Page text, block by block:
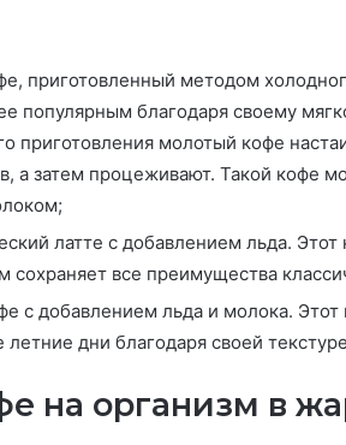
приготовленный методом
популярным благодаря своему
приготовления молотый кофе
а затем процеживают. Такой кофе
латте с добавлением льда. Этот
сохраняет все преимущества
с добавлением льда и молока. Этот
дни благодаря своей
на организм в